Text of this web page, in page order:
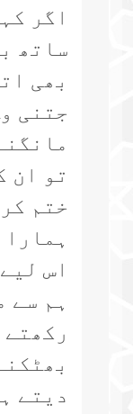
اگر
ساتھ
بھی
جتنی
تو ان
ختم
اس
ہم سے
دیتے